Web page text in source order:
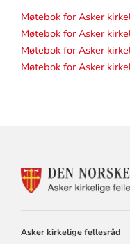
Møtebok for Asker
Møtebok for Asker
Møtebok for Asker
Møtebok for Asker
Asker kirkelige fellesråd